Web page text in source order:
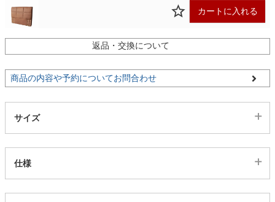
タワー
カートに入れる
PVCブラック/5003359
【配送目安：8月下旬】
カートに入れる
返品・交換について
商品の内容や予約についてお問合わせ
サイズ
仕様